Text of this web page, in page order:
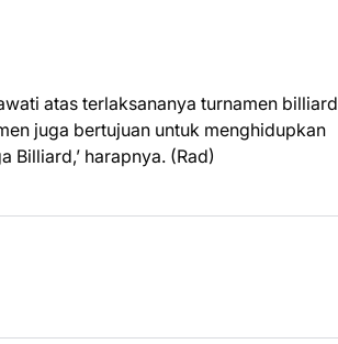
atas terlaksananya turnamen billiard
juga bertujuan untuk menghidupkan
Billiard,’ harapnya. (Rad)